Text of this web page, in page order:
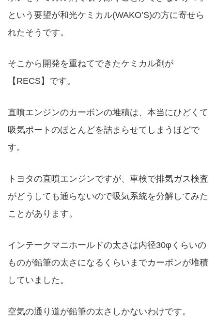
という要望が和光ケミカル(WAKO’S)の方に寄せら
れたそうです。
そこから開発を重ねてできたケミカル剤が
【RECS】です。
直噴エンジンのカーボンの堆積は、本当にひどくて
吸気ポートのほとんどを詰まらせてしまうほどで
す。
トヨタの直噴エンジンですが、車検で排気ガス検査
がどうしても通らないので吸気系統を分解してみた
ことがあります。
インテークマニホールドの太さは内径30φくらいの
ものが鉛筆の太さになるくらいまでカーボンが堆積
していました。
空気の通り道が鉛筆の太さしかないわけです。